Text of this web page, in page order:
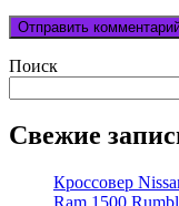
Поиск
Свежие
Кроссовер